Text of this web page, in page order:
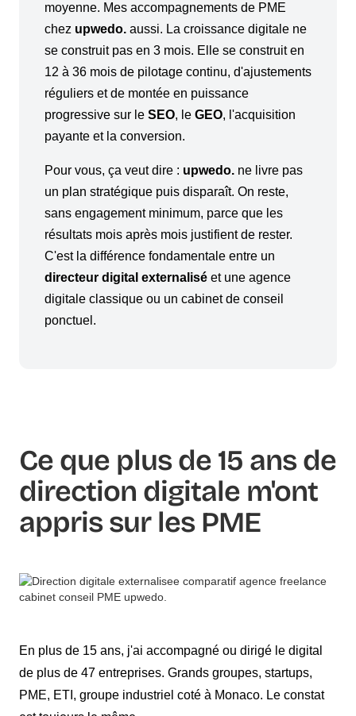
moyenne. Mes accompagnements de PME
chez upwedo. aussi. La croissance digitale ne
se construit pas en 3 mois. Elle se construit en
12 à 36 mois de pilotage continu, d'ajustements
réguliers et de montée en puissance
progressive sur le SEO, le GEO, l'acquisition
payante et la conversion.
Pour vous, ça veut dire : upwedo. ne livre pas
un plan stratégique puis disparaît. On reste,
sans engagement minimum, parce que les
résultats mois après mois justifient de rester.
C'est la différence fondamentale entre un
directeur digital externalisé et une agence
digitale classique ou un cabinet de conseil
ponctuel.
Ce que plus de 15 ans de
direction digitale m'ont
appris sur les PME
En plus de 15 ans, j'ai accompagné ou dirigé le digital
de plus de 47 entreprises. Grands groupes, startups,
PME, ETI, groupe industriel coté à Monaco. Le constat